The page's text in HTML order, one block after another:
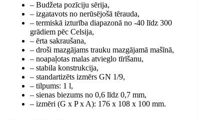
– Budžeta pozīciju sērija,
– izgatavots no nerūsējošā tērauda,
– termiskā izturība diapazonā no -40 līdz 300
grādiem pēc Celsija,
– ērta sakraušana,
– droši mazgājams trauku mazgājamā mašīnā,
– noapaļotas malas atvieglo tīrīšanu,
– stabila konstrukcija,
– standartizēts izmērs GN 1/9,
– tilpums: 1 l,
– sienas biezums no 0,6 līdz 0,7 mm,
– izmēri (G x P x A): 176 x 108 x 100 mm.